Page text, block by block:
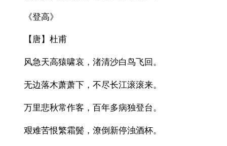
《登高》
【唐】杜甫
风急天高猿啸哀，渚清沙白鸟飞回。
无边落木萧萧下，不尽长江滚滚来。
万里悲秋常作客，百年多病独登台。
艰难苦恨繁霜鬓，潦倒新停浊酒杯。